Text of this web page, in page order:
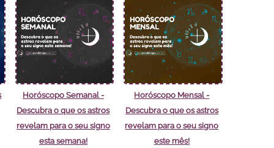
Horóscopo Semanal -
Descubra o que os astros
revelam para o seu signo
esta semana!
Horóscopo Mensal -
Descubra o que os astros
revelam para o seu signo
este mês!